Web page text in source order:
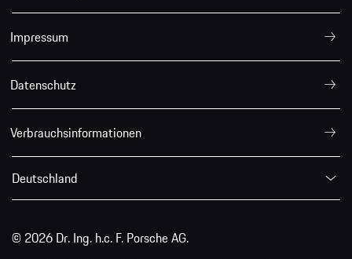
Impressum
Datenschutz
Verbrauchsinformationen
Deutschland
© 2026 Dr. Ing. h.c. F. Porsche AG.